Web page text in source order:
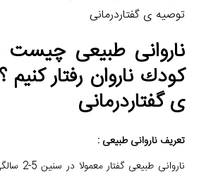
توصیه ی گفتاردرمانی
ناروانی طبیعی چیست
ی گفتاردرمانی
تعريف ناروانی طبیعی :
ناروانی